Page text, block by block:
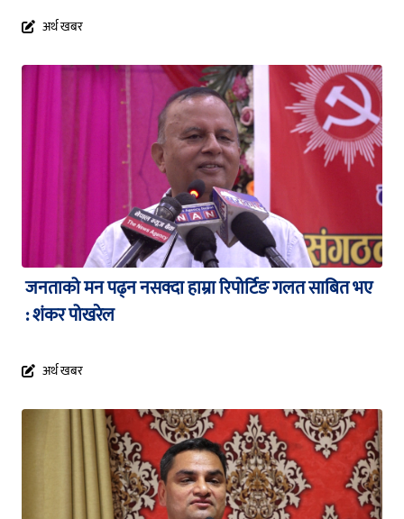
अर्थ खबर
जनताको मन पढ्न नसक्दा हाम्रा रिपोर्टिङ गलत साबित भए
: शंकर पोखरेल
अर्थ खबर